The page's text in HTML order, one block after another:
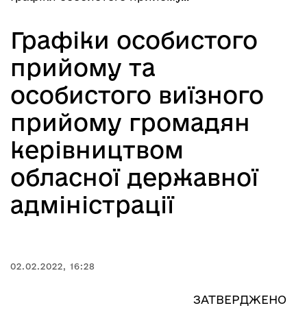
Графіки особистого
прийому та
особистого виїзного
прийому громадян
керівництвом
обласної державної
адміністрації
02.02.2022, 16:28
ЗАТВЕРДЖЕНО